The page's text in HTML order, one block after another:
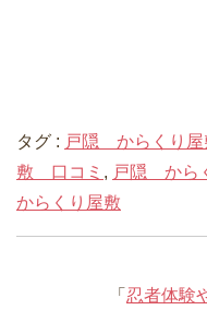
タグ : 戸隠 からくり
敷 口コミ , 戸隠 から
からくり屋敷
「 忍者体験